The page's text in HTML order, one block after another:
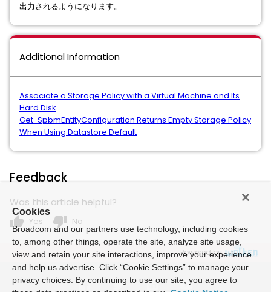
出力されるようになります。
Additional Information
Associate a Storage Policy with a Virtual Machine and Its
Hard Disk
Get-SpbmEntityConfiguration Returns Empty Storage Policy
When Using Datastore Default
Feedback
Was this article helpful?
thumb_up Yes thumb_down No
Powered by
Cookies
Broadcom and our partners use technology, including cookies
to, among other things, operate the site, analyze site usage,
view and retain your site interactions, improve your experience
and help us advertise. Click “Cookie Settings” to manage your
privacy choices. By continuing to use our site, you agree to